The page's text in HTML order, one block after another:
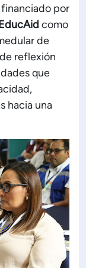
por
como
de
reflexión
que
hacia una